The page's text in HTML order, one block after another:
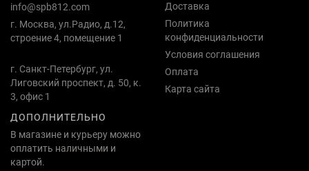
info@spb812.com
г. Москва, ул.Радио, д.12,
строение 4, помещение 1
г. Санкт-Петербург, ул.
Лиговский проспект, д. 50, к.
3, офис 1
Доставка
Политика
конфиденциальности
Условия соглашения
Оплата
Карта сайта
ДОПОЛНИТЕЛЬНО
В магазине и курьеру можно
оплатить наличными и
картой.